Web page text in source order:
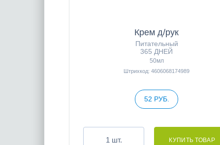
Крем д/рук
Питательный
365 ДНЕЙ
50мл
Штрихкод: 4606068174989
52 РУБ.
шт.